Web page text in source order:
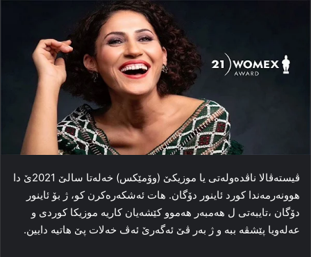
ڤیستەڤالا ناڤده‌وله‌تی یا موزیکێ (وۆمێكس) خه‌له‌تا سالێ 2021ێ دا
هوونه‌رمه‌ندا کورد ئاینور دۆگان. هات ئه‌شکه‌ره‌کرن کو، ژ بۆ ئاینور
دۆگان ،تایبه‌تی ل هەمبه‌ر هه‌موو کێشه‌یان کاریه‌ موزیکا کوردی و
عەله‌ویا پێشڤه‌ ببه‌ و ژ بەر ڤێ ئەگەرێ ئه‌ڤ خه‌لات پێ هاتیه‌ دایین.